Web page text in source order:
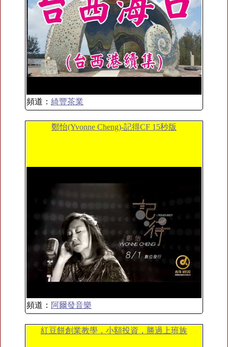
頻道： 綺豐茶業
鄭怡(Yvonne Cheng)-記得CF 15秒版
頻道： 阿爾發音樂
紅豆餅創業教學，小額投資，勝過上班族